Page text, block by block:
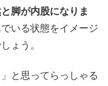
脚が内股になりま
いる状態をイメージ
ょう。
と思ってらっしゃる